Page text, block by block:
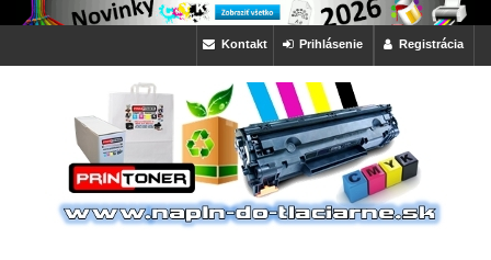
Registrácia
Prihlásenie
Kontakt